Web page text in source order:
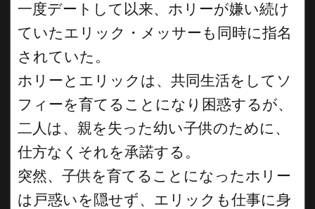
一度デートして以来、ホリーが嫌い続け
ていたエリック・メッサーも同時に指名
されていた。
ホリーとエリックは、共同生活をしてソ
フィーを育てることになり困惑するが、
二人は、親を失った幼い子供のために、
仕方なくそれを承諾する。
突然、子供を育てることになったホリー
は戸惑いを隠せず、エリックも仕事に身